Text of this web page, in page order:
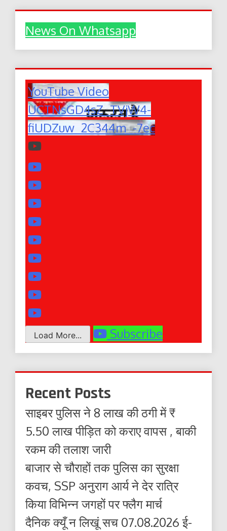
News On Whatsapp
YouTube Video
UCTNsGD4sZ_TVjW4-
fiUDZuw_2C344m_-7ec
Load More... Subscribe
Recent Posts
साइबर पुलिस ने 8 लाख की ठगी में ₹
5.50 लाख पीड़ित को कराए वापस , बाकी
रकम की तलाश जारी
बाजार से चौराहों तक पुलिस का सुरक्षा
कवच, SSP अनुराग आर्य ने देर रात्रि
किया विभिन्न जगहों पर फ्लैग मार्च
दैनिक क्यूँ न लिखूं सच 07.08.2026 ई-